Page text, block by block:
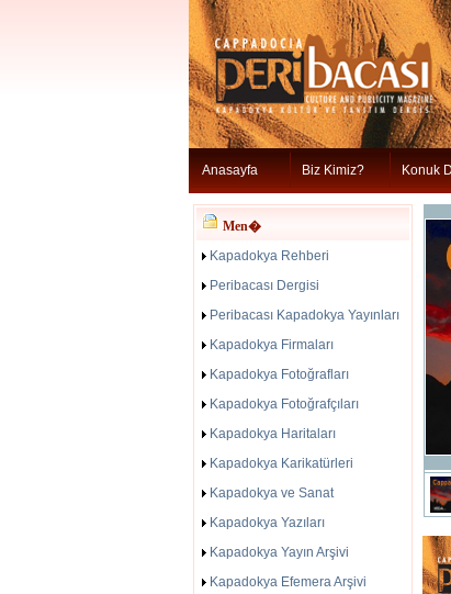
Anasayfa Biz Kimiz? Konuk
Men�
Kapadokya Rehberi
Peribacası Dergisi
Peribacası Kapadokya Yayınları
Kapadokya Firmaları
Kapadokya Fotoğrafları
Kapadokya Fotoğrafçıları
Kapadokya Haritaları
Kapadokya Karikatürleri
Kapadokya ve Sanat
Kapadokya Yazıları
Kapadokya Yayın Arşivi
Kapadokya Efemera Arşivi